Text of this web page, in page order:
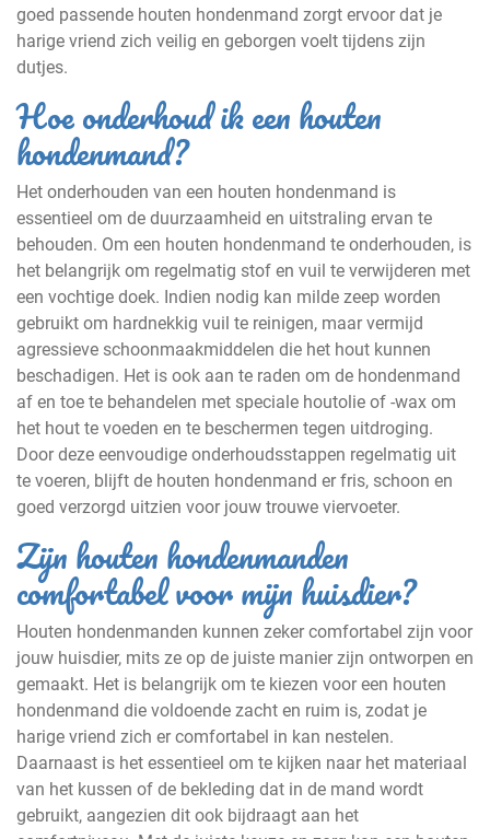
goed passende houten hondenmand zorgt ervoor dat je
harige vriend zich veilig en geborgen voelt tijdens zijn
dutjes.
Hoe onderhoud ik een houten
hondenmand?
Het onderhouden van een houten hondenmand is
essentieel om de duurzaamheid en uitstraling ervan te
behouden. Om een houten hondenmand te onderhouden, is
het belangrijk om regelmatig stof en vuil te verwijderen met
een vochtige doek. Indien nodig kan milde zeep worden
gebruikt om hardnekkig vuil te reinigen, maar vermijd
agressieve schoonmaakmiddelen die het hout kunnen
beschadigen. Het is ook aan te raden om de hondenmand
af en toe te behandelen met speciale houtolie of -wax om
het hout te voeden en te beschermen tegen uitdroging.
Door deze eenvoudige onderhoudsstappen regelmatig uit
te voeren, blijft de houten hondenmand er fris, schoon en
goed verzorgd uitzien voor jouw trouwe viervoeter.
Zijn houten hondenmanden
comfortabel voor mijn huisdier?
Houten hondenmanden kunnen zeker comfortabel zijn voor
jouw huisdier, mits ze op de juiste manier zijn ontworpen en
gemaakt. Het is belangrijk om te kiezen voor een houten
hondenmand die voldoende zacht en ruim is, zodat je
harige vriend zich er comfortabel in kan nestelen.
Daarnaast is het essentieel om te kijken naar het materiaal
van het kussen of de bekleding dat in de mand wordt
gebruikt, aangezien dit ook bijdraagt aan het